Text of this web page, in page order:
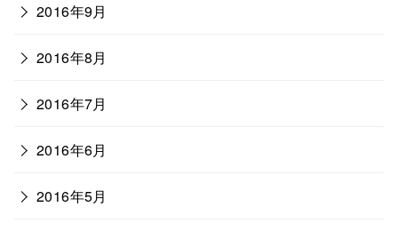
2016年9月
2016年8月
2016年7月
2016年6月
2016年5月